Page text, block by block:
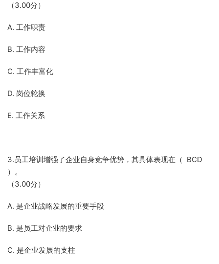
（3.00分）
A. 工作职责
B. 工作内容
C. 工作丰富化
D. 岗位轮换
E. 工作关系
3.员工培训增强了企业自身竞争优势，其具体表现在（ BCD
）。
（3.00分）
A. 是企业战略发展的重要手段
B. 是员工对企业的要求
C. 是企业发展的支柱